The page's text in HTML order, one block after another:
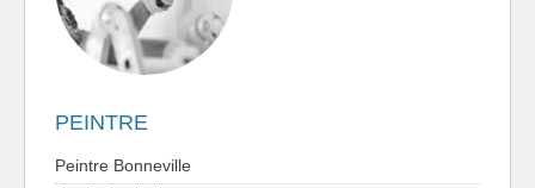
PEINTRE
Peintre Bonneville